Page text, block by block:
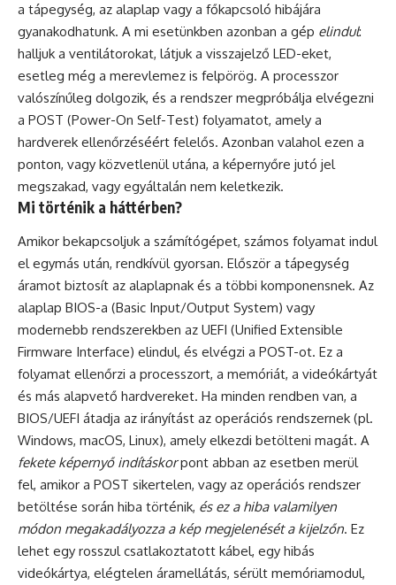
a tápegység, az alaplap vagy a főkapcsoló hibájára
gyanakodhatunk. A mi esetünkben azonban a gép elindul:
halljuk a ventilátorokat, látjuk a visszajelző LED-eket,
esetleg még a merevlemez is felpörög. A processzor
valószínűleg dolgozik, és a rendszer megpróbálja elvégezni
a POST (Power-On Self-Test) folyamatot, amely a
hardverek ellenőrzéséért felelős. Azonban valahol ezen a
ponton, vagy közvetlenül utána, a képernyőre jutó jel
megszakad, vagy egyáltalán nem keletkezik.
Mi történik a háttérben?
Amikor bekapcsoljuk a számítógépet, számos folyamat indul
el egymás után, rendkívül gyorsan. Először a tápegység
áramot biztosít az alaplapnak és a többi komponensnek. Az
alaplap BIOS-a (Basic Input/Output System) vagy
modernebb rendszerekben az UEFI (Unified Extensible
Firmware Interface) elindul, és elvégzi a POST-ot. Ez a
folyamat ellenőrzi a processzort, a memóriát, a videókártyát
és más alapvető hardvereket. Ha minden rendben van, a
BIOS/UEFI átadja az irányítást az operációs rendszernek (pl.
Windows, macOS, Linux), amely elkezdi betölteni magát. A
fekete képernyő indításkorpont abban az esetben merül
fel, amikor a POST sikertelen, vagy az operációs rendszer
betöltése során hiba történik, és ez a hiba valamilyen
módon megakadályozza a kép megjelenését a kijelzőn. Ez
lehet egy rosszul csatlakoztatott kábel, egy hibás
videókártya, elégtelen áramellátás, sérült memóriamodul,